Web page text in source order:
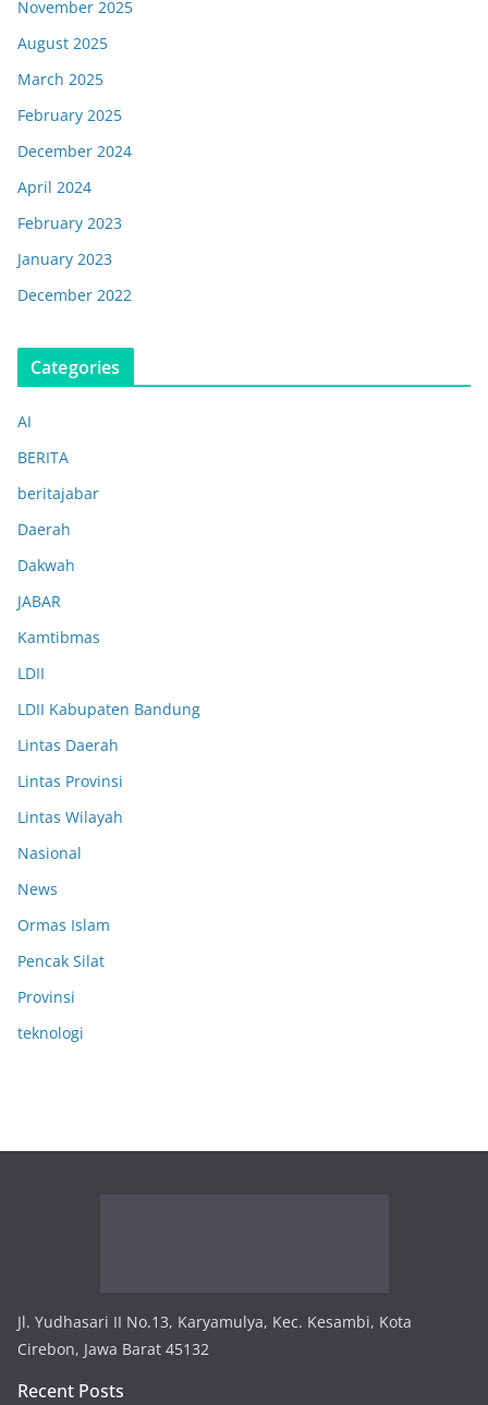
November 2025
August 2025
March 2025
February 2025
December 2024
April 2024
February 2023
January 2023
December 2022
Categories
AI
BERITA
beritajabar
Daerah
Dakwah
JABAR
Kamtibmas
LDII
LDII Kabupaten Bandung
Lintas Daerah
Lintas Provinsi
Lintas Wilayah
Nasional
News
Ormas Islam
Pencak Silat
Provinsi
teknologi
Jl. Yudhasari II No.13, Karyamulya, Kec. Kesambi, Kota
Cirebon, Jawa Barat 45132
Recent Posts